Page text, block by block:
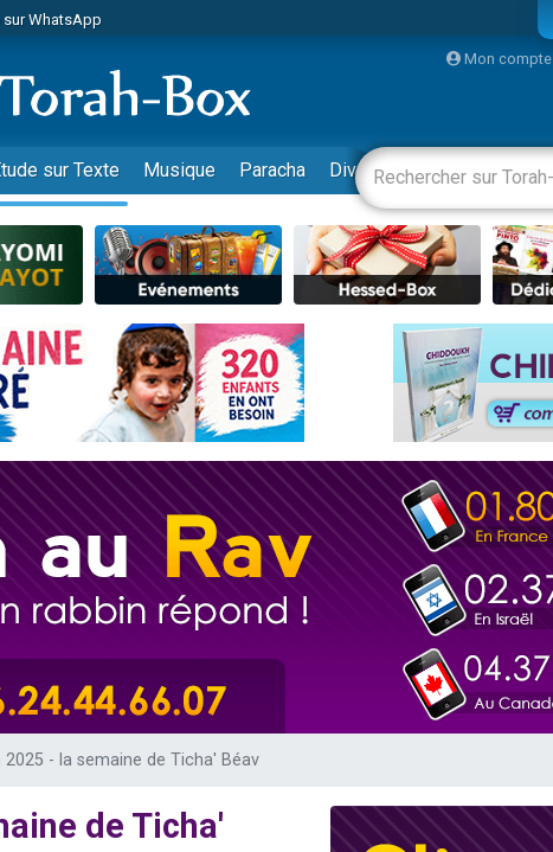
sur WhatsApp
pour 5 jours de vacances aux Orphelins
pour Diane, 80 ans, dans un appartement insalubre
WhatsApp
bénédiction
pour Sauvez la jambe de Yohan
sur Zoom
Music
WhatsApp
WhatsApp
Music
sur WhatsApp
pour Tsédaka : pauvres d'Israel
n°104 : Le Chabbath et le Birkat Hamazone à travers le temps
bénédiction
sur WhatsApp
Mon compte
sur Texte Musique Paracha Divertissements Livres
- la semaine de Ticha' Béav
de Ticha'